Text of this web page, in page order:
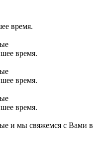
время.
время.
время.
время.
и мы свяжемся с Вами в